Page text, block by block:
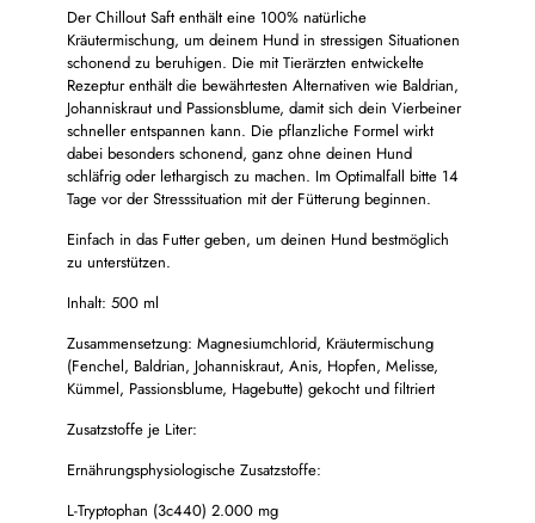
Der Chillout Saft enthält eine 100% natürliche
Kräutermischung, um deinem Hund in stressigen Situationen
schonend zu beruhigen. Die mit Tierärzten entwickelte
Rezeptur enthält die bewährtesten Alternativen wie Baldrian,
Johanniskraut und Passionsblume, damit sich dein Vierbeiner
schneller entspannen kann. Die pflanzliche Formel wirkt
dabei besonders schonend, ganz ohne deinen Hund
schläfrig oder lethargisch zu machen. Im Optimalfall bitte 14
Tage vor der Stresssituation mit der Fütterung beginnen.
Einfach in das Futter geben, um deinen Hund bestmöglich
zu unterstützen.
Inhalt: 500 ml
Zusammensetzung: Magnesiumchlorid, Kräutermischung
(Fenchel, Baldrian, Johanniskraut, Anis, Hopfen, Melisse,
Kümmel, Passionsblume, Hagebutte) gekocht und filtriert
Zusatzstoffe je Liter:
Ernährungsphysiologische Zusatzstoffe:
L-Tryptophan (3c440) 2.000 mg